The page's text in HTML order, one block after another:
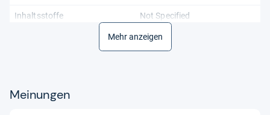
Inhaltsstoffe Not Specified
Augen
Mindesthaltbarkeitsdatum
Mehr anzeigen
Meinungen